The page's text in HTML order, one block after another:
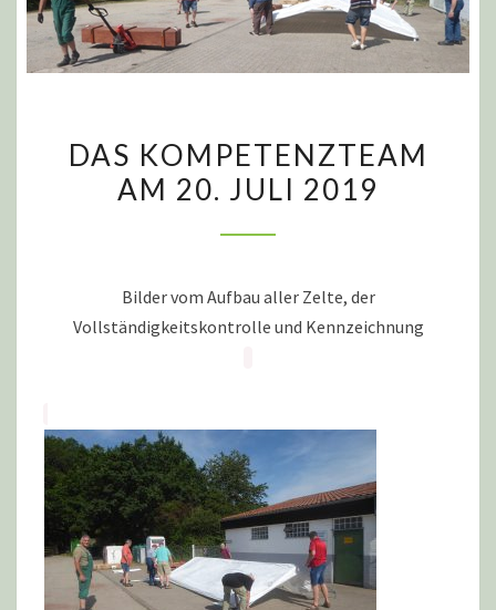
KOMPETENZTEAM
AM
DAS KOMPETENZTEAM
AM 20. JULI 2019
Bilder vom Aufbau aller Zelte, der
Vollständigkeitskontrolle und Kennzeichnung